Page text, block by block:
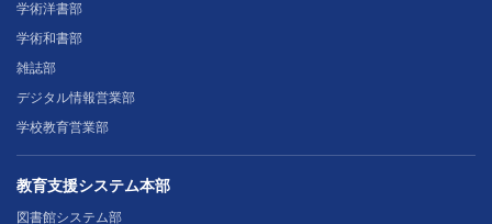
学術洋書部
学術和書部
雑誌部
デジタル情報営業部
学校教育営業部
教育支援システム本部
図書館システム部